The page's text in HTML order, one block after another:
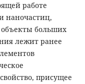
работе
наночастиц,
больших
лежит ранее
присущее